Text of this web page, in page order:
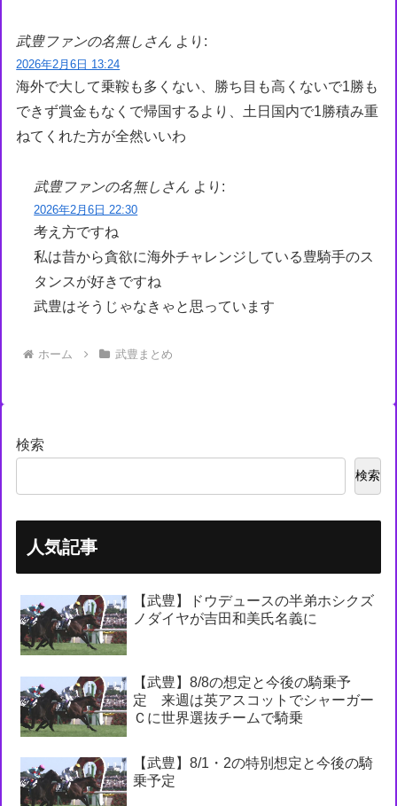
武豊ファンの名無しさん より:
2026年2月6日 13:24
海外で大して乗鞍も多くない、勝ち目も高くないで1勝も
できず賞金もなくで帰国するより、土日国内で1勝積み重
ねてくれた方が全然いいわ
武豊ファンの名無しさん より:
2026年2月6日 22:30
考え方ですね
私は昔から貪欲に海外チャレンジしている豊騎手のス
タンスが好きですね
武豊はそうじゃなきゃと思っています
ホーム 武豊まとめ
検索
検索
人気記事
【武豊】ドウデュースの半弟ホシクズ
ノダイヤが吉田和美氏名義に
【武豊】8/8の想定と今後の騎乗予
定 来週は英アスコットでシャーガー
Ｃに世界選抜チームで騎乗
【武豊】8/1・2の特別想定と今後の騎
乗予定